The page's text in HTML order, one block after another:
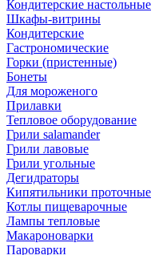
Кондитерские настольные
Шкафы-витрины
Кондитерские
Гастрономические
Горки (пристенные)
Бонеты
Для мороженого
Прилавки
Тепловое оборудование
Грили salamander
Грили лавовые
Грили угольные
Дегидраторы
Кипятильники проточные
Котлы пищеварочные
Лампы тепловые
Макароноварки
Пароварки